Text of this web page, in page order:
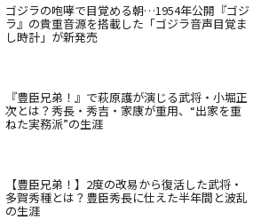
ゴジラの咆哮で目覚める朝…1954年公開『ゴジ
ラ』の貴重音源を搭載した「ゴジラ音声目覚ま
し時計」が新発売
『豊臣兄弟！』で萩原護が演じる武将・小堀正
次とは？秀長・秀吉・家康が重用、“出家を重
ねた実務派”の生涯
【豊臣兄弟！】2度の改易から復活した武将・
多賀秀種とは？豊臣秀長に仕えた半年間と波乱
の生涯